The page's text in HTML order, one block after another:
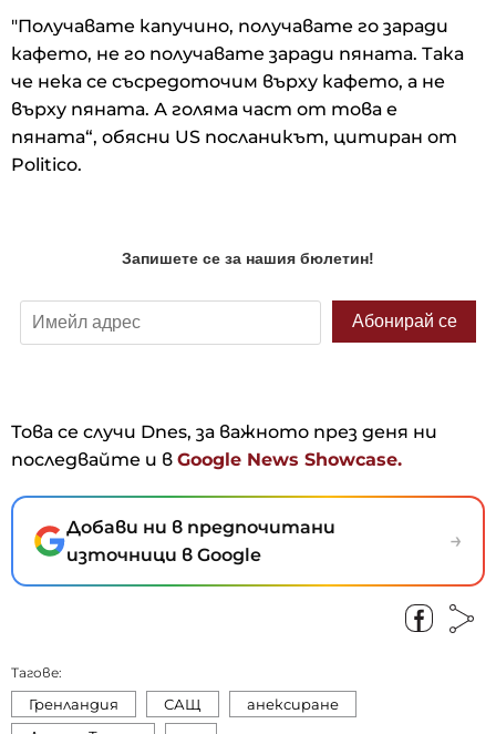
"Получавате капучино, получавате го заради
кафето, не го получавате заради пяната. Така
че нека се съсредоточим върху кафето, а не
върху пяната. А голяма част от това е
пяната“, обясни US посланикът, цитиран от
Politico.
Това се случи Dnes, за важното през деня ни
последвайте и в Google News Showcase.
Добави ни в предпочитани
източници в Google
→
Тагове:
Гренландия САЩ
анексиране